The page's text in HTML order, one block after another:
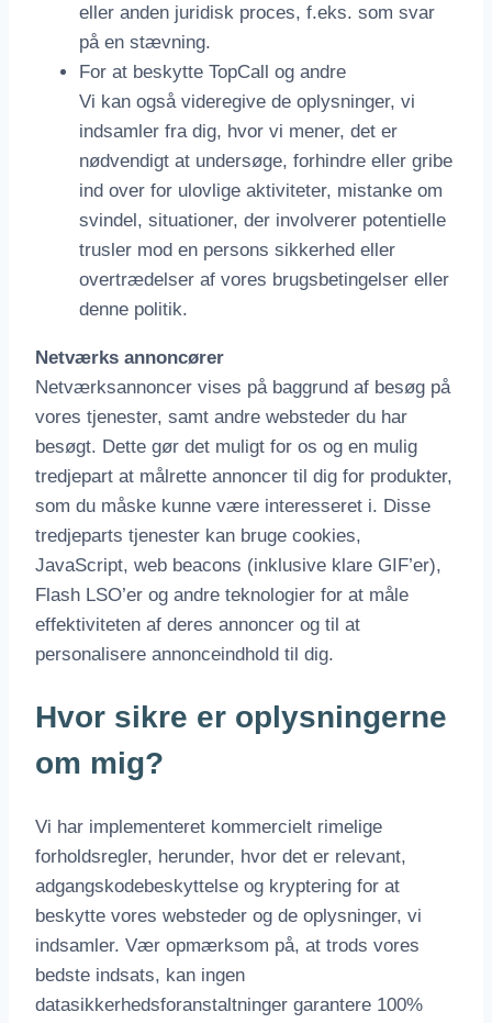
eller anden juridisk proces, f.eks. som svar
på en stævning.
For at beskytte TopCall og andre
Vi kan også videregive de oplysninger, vi
indsamler fra dig, hvor vi mener, det er
nødvendigt at undersøge, forhindre eller gribe
ind over for ulovlige aktiviteter, mistanke om
svindel, situationer, der involverer potentielle
trusler mod en persons sikkerhed eller
overtrædelser af vores brugsbetingelser eller
denne politik.
Netværks annoncører
Netværksannoncer vises på baggrund af besøg på
vores tjenester, samt andre websteder du har
besøgt. Dette gør det muligt for os og en mulig
tredjepart at målrette annoncer til dig for produkter,
som du måske kunne være interesseret i. Disse
tredjeparts tjenester kan bruge cookies,
JavaScript, web beacons (inklusive klare GIF’er),
Flash LSO’er og andre teknologier for at måle
effektiviteten af deres annoncer og til at
personalisere annonceindhold til dig.
Hvor sikre er oplysningerne
om mig?
Vi har implementeret kommercielt rimelige
forholdsregler, herunder, hvor det er relevant,
adgangskodebeskyttelse og kryptering for at
beskytte vores websteder og de oplysninger, vi
indsamler. Vær opmærksom på, at trods vores
bedste indsats, kan ingen
datasikkerhedsforanstaltninger garantere 100%